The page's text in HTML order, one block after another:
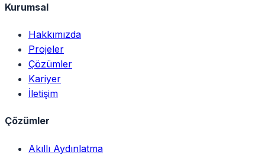
Kurumsal
Hakkımızda
Projeler
Çözümler
Kariyer
İletişim
Çözümler
Akıllı Aydınlatma